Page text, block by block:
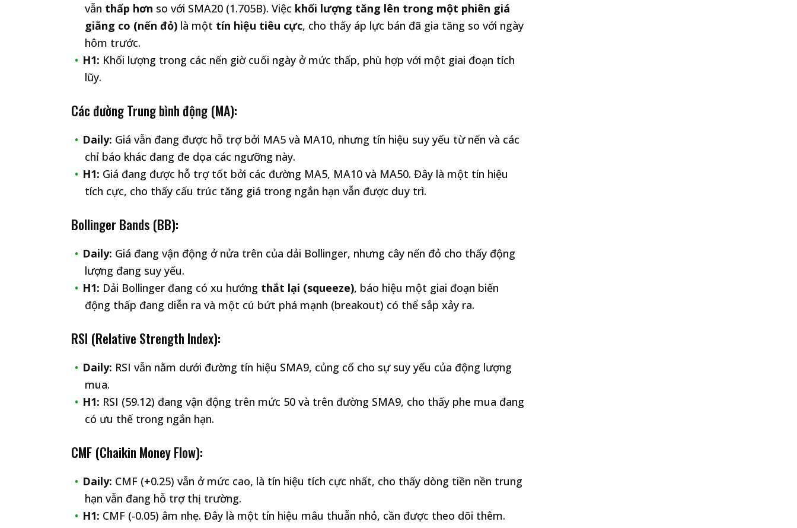
vẫn thấp hơn so với SMA20 (1.705B). Việc khối lượng tăng lên trong một phiên giá
giằng co (nến đỏ) là một tín hiệu tiêu cực, cho thấy áp lực bán đã gia tăng so với ngày
hôm trước.
H1: Khối lượng trong các nến giờ cuối ngày ở mức thấp, phù hợp với một giai đoạn tích
lũy.
Các đường Trung bình động (MA):
Daily: Giá vẫn đang được hỗ trợ bởi MA5 và MA10, nhưng tín hiệu suy yếu từ nến và các
chỉ báo khác đang đe dọa các ngưỡng này.
H1: Giá đang được hỗ trợ tốt bởi các đường MA5, MA10 và MA50. Đây là một tín hiệu
tích cực, cho thấy cấu trúc tăng giá trong ngắn hạn vẫn được duy trì.
Bollinger Bands (BB):
Daily: Giá đang vận động ở nửa trên của dải Bollinger, nhưng cây nến đỏ cho thấy động
lượng đang suy yếu.
H1: Dải Bollinger đang có xu hướng thắt lại (squeeze), báo hiệu một giai đoạn biến
động thấp đang diễn ra và một cú bứt phá mạnh (breakout) có thể sắp xảy ra.
RSI (Relative Strength Index):
Daily: RSI vẫn nằm dưới đường tín hiệu SMA9, củng cố cho sự suy yếu của động lượng
mua.
H1: RSI (59.12) đang vận động trên mức 50 và trên đường SMA9, cho thấy phe mua đang
có ưu thế trong ngắn hạn.
CMF (Chaikin Money Flow):
Daily: CMF (+0.25) vẫn ở mức cao, là tín hiệu tích cực nhất, cho thấy dòng tiền nền trung
hạn vẫn đang hỗ trợ thị trường.
H1: CMF (-0.05) âm nhẹ. Đây là một tín hiệu mâu thuẫn nhỏ, cần được theo dõi thêm.